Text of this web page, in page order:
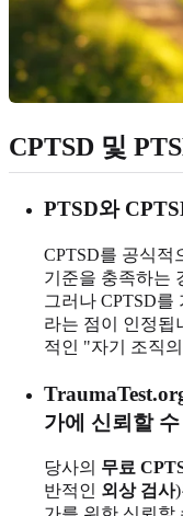
CPTSD 및
PTSD와
CPTSD를 공식적
기준을 충족하는
그러나 CPTSD를
라는 점이 인정됩
적인 "자기 조직
가에 신뢰할
당사의 무료
반적인 외상 검사